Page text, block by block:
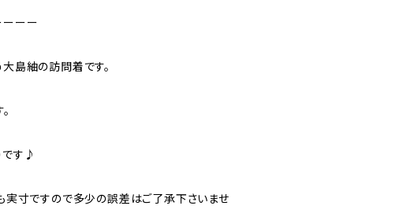
ーー
島紬の訪問着です。
です♪
実寸ですので多少の誤差はご了承下さいませ